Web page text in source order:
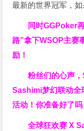
最新的世界冠军，如
同时GGPoker
路”拿下WSOP主赛
励！
粉丝们的心声
Sashimi梦幻联动全
活动！你准备好了吗
全球狂欢赛 X